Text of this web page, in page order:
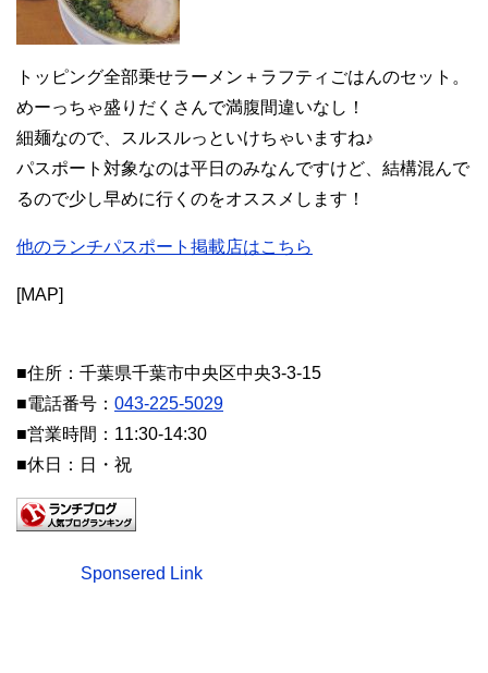
トッピング全部乗せラーメン＋ラフティごはんのセット。
めーっちゃ盛りだくさんで満腹間違いなし！
細麺なので、スルスルっといけちゃいますね♪
パスポート対象なのは平日のみなんですけど、結構混んで
るので少し早めに行くのをオススメします！
他のランチパスポート掲載店はこちら
[MAP]
■住所：千葉県千葉市中央区中央3-3-15
■電話番号： 043-225-5029
■営業時間：11:30-14:30
■休日：日・祝
Sponsered Link